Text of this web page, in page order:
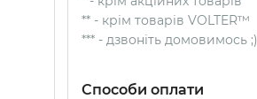
** - крім товарів VOLTER™
*** - дзвоніть домовимось ;)
Способи оплати